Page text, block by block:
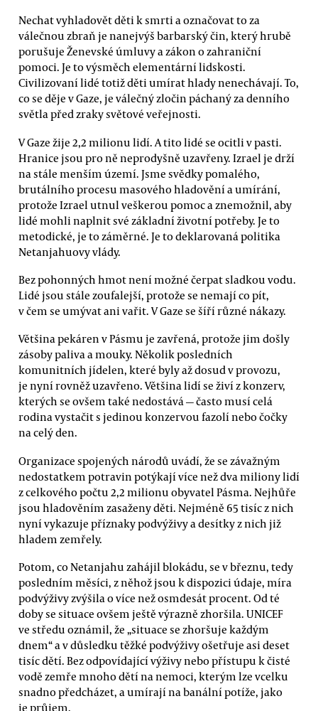
Nechat vyhladovět děti k smrti a označovat to za
válečnou zbraň je nanejvýš barbarský čin, který hrubě
porušuje Ženevské úmluvy a zákon o zahraniční
pomoci. Je to výsměch elementární lidskosti.
Civilizovaní lidé totiž děti umírat hlady nenechávají. To,
co se děje v Gaze, je válečný zločin páchaný za denního
světla před zraky světové veřejnosti.
V Gaze žije 2,2 milionu lidí. A tito lidé se ocitli v pasti.
Hranice jsou pro ně neprodyšně uzavřeny. Izrael je drží
na stále menším území. Jsme svědky pomalého,
brutálního procesu masového hladovění a umírání,
protože Izrael utnul veškerou pomoc a znemožnil, aby
lidé mohli naplnit své základní životní potřeby. Je to
metodické, je to záměrné. Je to deklarovaná politika
Netanjahuovy vlády.
Bez pohonných hmot není možné čerpat sladkou vodu.
Lidé jsou stále zoufalejší, protože se nemají co pít,
v čem se umývat ani vařit. V Gaze se šíří různé nákazy.
Většina pekáren v Pásmu je zavřená, protože jim došly
zásoby paliva a mouky. Několik posledních
komunitních jídelen, které byly až dosud v provozu,
je nyní rovněž uzavřeno. Většina lidí se živí z konzerv,
kterých se ovšem také nedostává — často musí celá
rodina vystačit s jedinou konzervou fazolí nebo čočky
na celý den.
Organizace spojených národů uvádí, že se závažným
nedostatkem potravin potýkají více než dva miliony lidí
z celkového počtu 2,2 milionu obyvatel Pásma. Nejhůře
jsou hladověním zasaženy děti. Nejméně 65 tisíc z nich
nyní vykazuje příznaky podvýživy a desítky z nich již
hladem zemřely.
Potom, co Netanjahu zahájil blokádu, se v březnu, tedy
posledním měsíci, z něhož jsou k dispozici údaje, míra
podvýživy zvýšila o více než osmdesát procent. Od té
doby se situace ovšem ještě výrazně zhoršila. UNICEF
ve středu oznámil, že „situace se zhoršuje každým
dnem“ a v důsledku těžké podvýživy ošetřuje asi deset
tisíc dětí. Bez odpovídající výživy nebo přístupu k čisté
vodě zemře mnoho dětí na nemoci, kterým lze vcelku
snadno předcházet, a umírají na banální potíže, jako
je průjem.